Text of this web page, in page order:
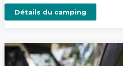
Détails du camping